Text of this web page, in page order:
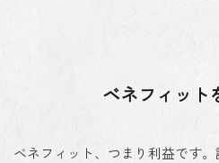
ベネフィット
ベネフィット、つまり利益です